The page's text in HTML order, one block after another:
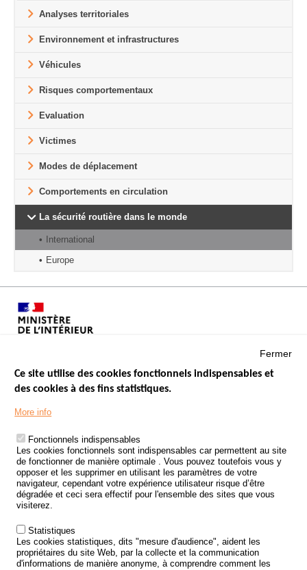
Analyses territoriales
Environnement et infrastructures
Véhicules
Risques comportementaux
Evaluation
Victimes
Modes de déplacement
Comportements en circulation
La sécurité routière dans le monde
International
Europe
Menu
Footer
LES SITES PUBLICS
ÉTAT DE L’INSÉCURITÉ ROUTIÈRE
TRAITEMENT DES DONNÉES PERSONNELLES DES ACCIDENTS DE
LA ROUTE
ETUDES ET RECHERCHES
APPEL À PROJETS
POLITIQUE DE SÉCURITÉ ROUTIÈRE
Outils
Fermer
Ce site utilise des cookies fonctionnels indispensables et
des cookies à des fins statistiques.
More info
Fonctionnels indispensables
Les cookies fonctionnels sont indispensables car permettent au site
de fonctionner de manière optimale . Vous pouvez toutefois vous y
opposer et les supprimer en utilisant les paramètres de votre
navigateur, cependant votre expérience utilisateur risque d’être
dégradée et ceci sera effectif pour l'ensemble des sites que vous
visiterez.
Statistiques
Les cookies statistiques, dits "mesure d'audience", aident les
propriétaires du site Web, par la collecte et la communication
d'informations de manière anonyme, à comprendre comment les